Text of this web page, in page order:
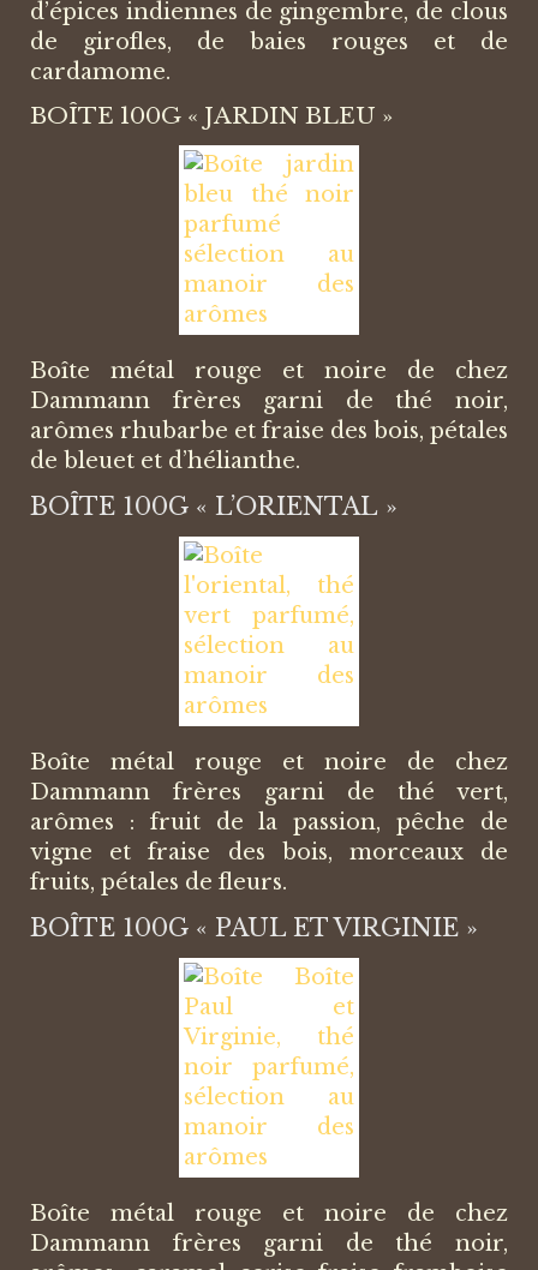
d’épices indiennes de gingembre, de clous
de girofles, de baies rouges et de
cardamome.
BOÎTE 100G « JARDIN BLEU »
Boîte métal rouge et noire de chez
Dammann frères garni de thé noir,
arômes rhubarbe et fraise des bois, pétales
de bleuet et d’hélianthe.
BOÎTE 100G « L’ORIENTAL »
Boîte métal rouge et noire de chez
Dammann frères garni de thé vert,
arômes : fruit de la passion, pêche de
vigne et fraise des bois, morceaux de
fruits, pétales de fleurs.
BOÎTE 100G « PAUL ET VIRGINIE »
Boîte métal rouge et noire de chez
Dammann frères garni de thé noir,